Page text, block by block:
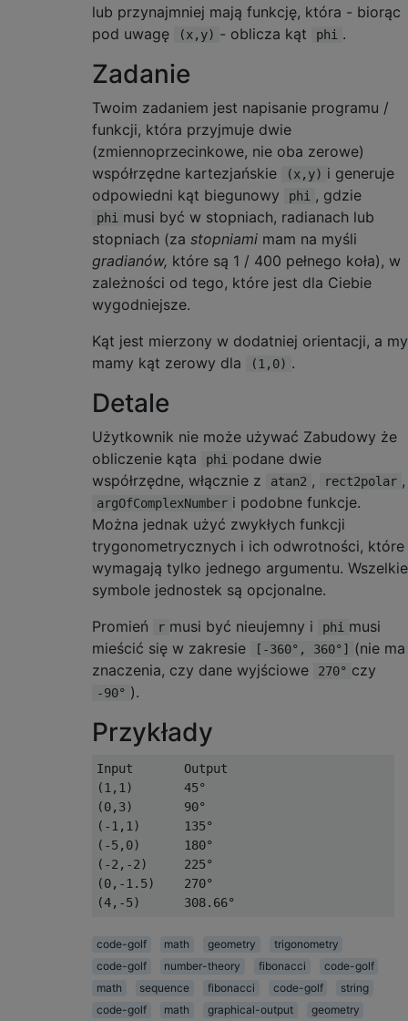
lub przynajmniej mają funkcję, która - biorąc
pod uwagę
(x,y) - oblicza kąt phi .
Zadanie
Twoim zadaniem jest napisanie programu /
funkcji, która przyjmuje dwie
(zmiennoprzecinkowe, nie oba zerowe)
współrzędne kartezjańskie
(x,y) i generuje
odpowiedni kąt biegunowy
phi , gdzie
phi musi być w stopniach, radianach lub
stopniach (za stopniami mam na myśli
gradianów, które są 1 / 400 pełnego koła), w
zależności od tego, które jest dla Ciebie
wygodniejsze.
Kąt jest mierzony w dodatniej orientacji, a my
mamy kąt zerowy dla
(1,0) .
Detale
Użytkownik nie może używać Zabudowy że
obliczenie kąta
phi podane dwie
współrzędne, włącznie z
atan2 , rect2polar ,
argOfComplexNumber i podobne funkcje.
Można jednak użyć zwykłych funkcji
trygonometrycznych i ich odwrotności, które
wymagają tylko jednego argumentu. Wszelkie
symbole jednostek są opcjonalne.
Promień
r musi być nieujemny i phi musi
mieścić się w zakresie
[-360°, 360°]
(nie ma
znaczenia, czy dane wyjściowe
270° czy
-90° ).
Przykłady
Input       Output
(1,1)       45°
(0,3)       90°
(-1,1)      135°
(-5,0)      180°
(-2,-2)     225°
(0,-1.5)    270°
code-golf math geometry
trigonometry
code-golf
number-theory fibonacci
code-golf
math
sequence fibonacci code-golf
string
code-golf
math graphical-output
geometry